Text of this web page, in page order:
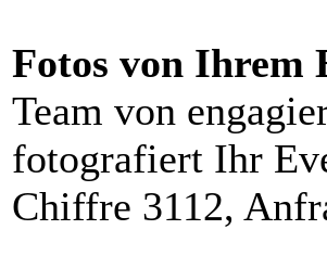
Fotos von Ihrem
Team von
fotografiert Ihr
Chiffre 3112,